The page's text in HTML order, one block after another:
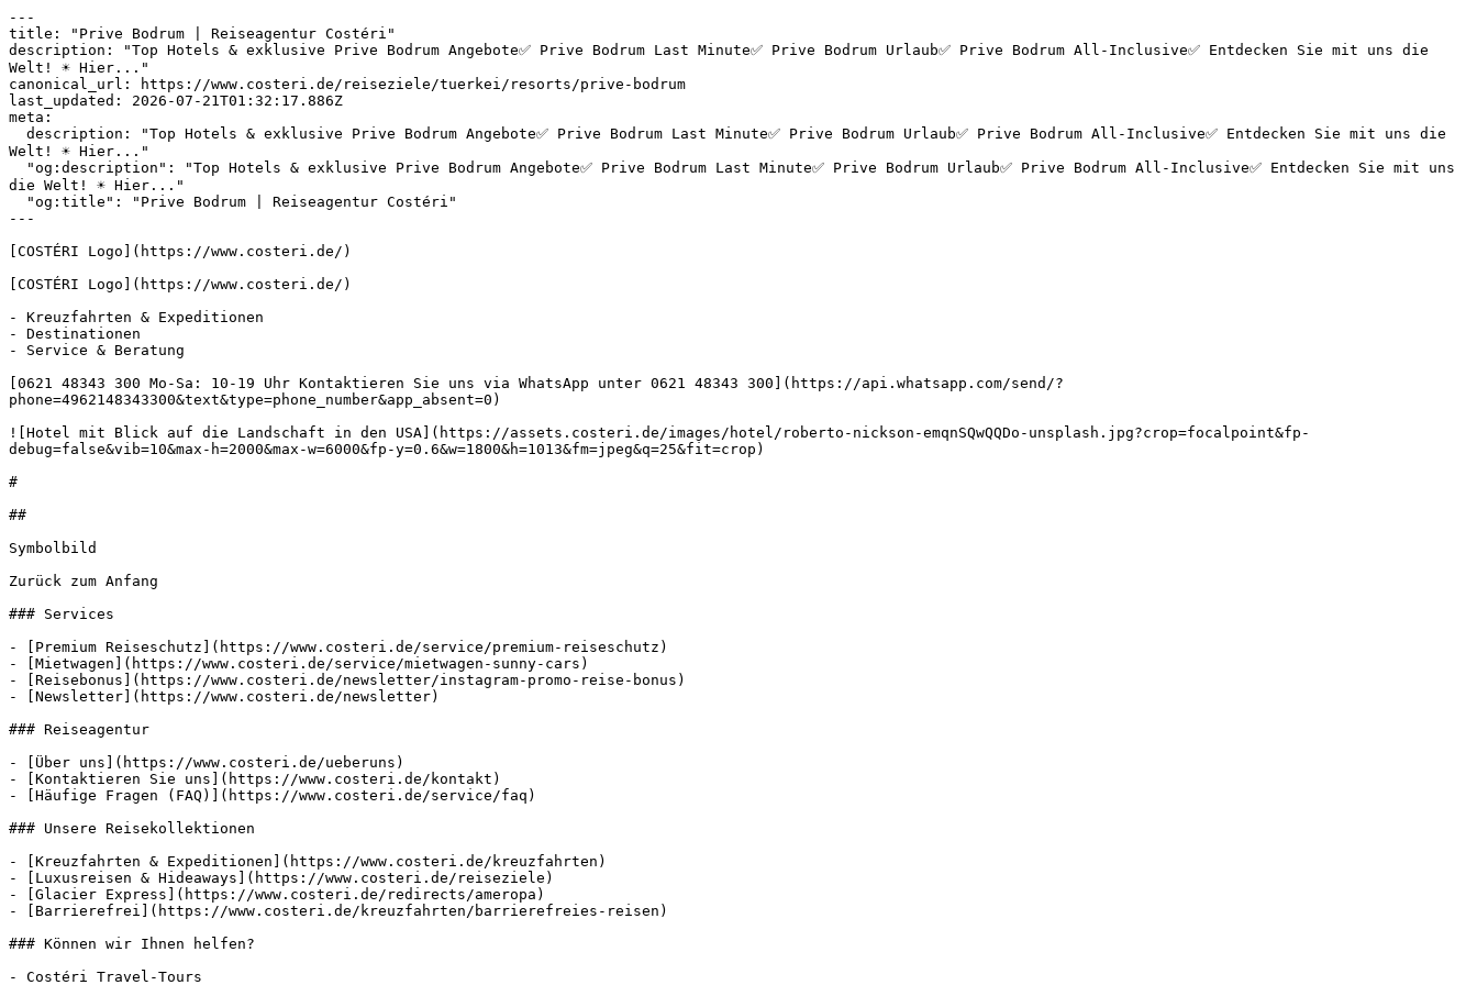
---
title: "Prive Bodrum | Reiseagentur Costéri"
description: "Top Hotels & exklusive Prive Bodrum Angebote✅ Prive Bodrum Last Minute✅ Prive Bodrum Urlaub✅ Prive Bodrum All-Inclusive✅ Entdecken Sie mit uns die
Welt! ☀️ Hier..."
canonical_url: https://www.costeri.de/reiseziele/tuerkei/resorts/prive-bodrum
last_updated: 2026-07-21T01:32:17.886Z
meta:
Welt! ☀️ Hier..."
die Welt! ☀️ Hier..."
---
[COSTÉRI Logo](https://www.costeri.de/)
[COSTÉRI Logo](https://www.costeri.de/)
- Kreuzfahrten & Expeditionen
- Destinationen
- Service & Beratung
[0621 48343 300 Mo-Sa: 10-19 Uhr Kontaktieren Sie uns via WhatsApp unter 0621 48343 300](https://api.whatsapp.com/send/?
phone=4962148343300&text&type=phone_number&app_absent=0)
![Hotel mit Blick auf die Landschaft in den USA](https://assets.costeri.de/images/hotel/roberto-nickson-emqnSQwQQDo-unsplash.jpg?crop=focalpoint&fp-
debug=false&vib=10&max-h=2000&max-w=6000&fp-y=0.6&w=1800&h=1013&fm=jpeg&q=25&fit=crop)
#
##
Symbolbild
Zurück zum Anfang
### Services
- [Premium Reiseschutz](https://www.costeri.de/service/premium-reiseschutz)
- [Mietwagen](https://www.costeri.de/service/mietwagen-sunny-cars)
- [Reisebonus](https://www.costeri.de/newsletter/instagram-promo-reise-bonus)
- [Newsletter](https://www.costeri.de/newsletter)
### Reiseagentur
- [Über uns](https://www.costeri.de/ueberuns)
- [Kontaktieren Sie uns](https://www.costeri.de/kontakt)
- [Häufige Fragen (FAQ)](https://www.costeri.de/service/faq)
### Unsere Reisekollektionen
- [Kreuzfahrten & Expeditionen](https://www.costeri.de/kreuzfahrten)
- [Luxusreisen & Hideaways](https://www.costeri.de/reiseziele)
- [Glacier Express](https://www.costeri.de/redirects/ameropa)
- [Barrierefrei](https://www.costeri.de/kreuzfahrten/barrierefreies-reisen)
### Können wir Ihnen helfen?
- Costéri Travel-Tours